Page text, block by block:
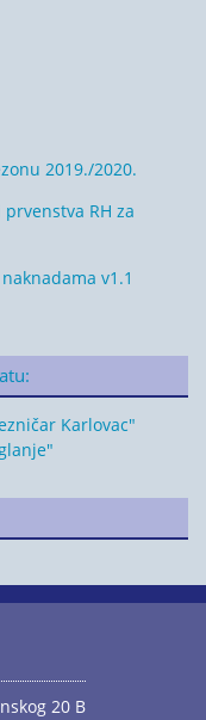
2019./2020.
RH za
v1.1
Karlovac"
20 B